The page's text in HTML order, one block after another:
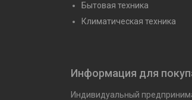
Бытовая техника
Климатическая техника
Информация для
Индивидуальный